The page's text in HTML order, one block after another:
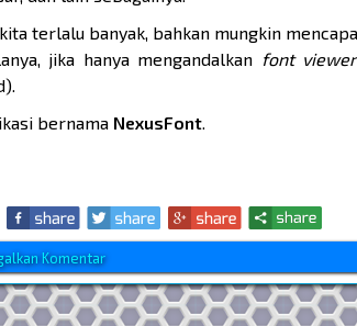
terlalu banyak, bahkan mungkin
jika hanya mengandalkan font viewer
bernama NexusFont.
Komentar